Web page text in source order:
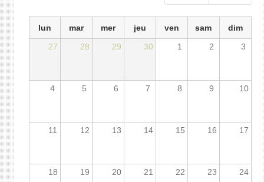
lun mar mer jeu ven sam
dim
27
28 29 30 1 2 3
4 5 6 7 8 9 10
11 12 13 14 15 16 17
18 19 20 21 22 23 24